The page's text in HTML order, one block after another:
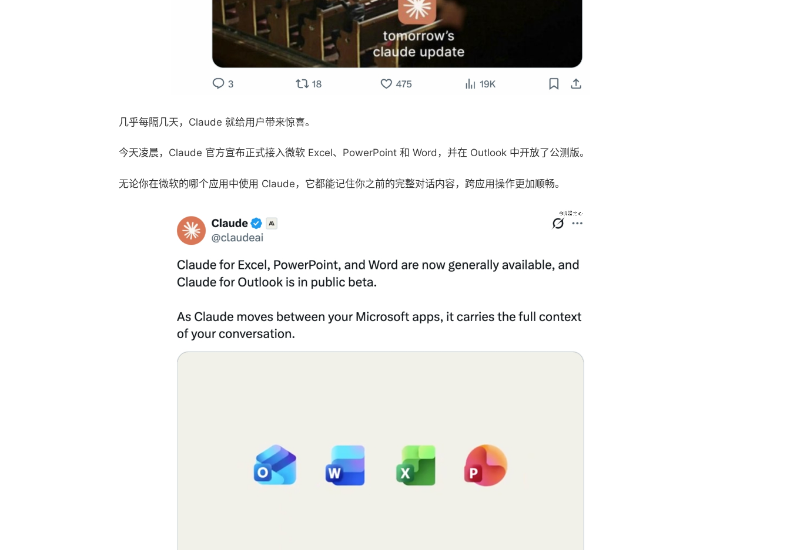
几乎每隔几天，Claude 就给用户带来惊喜。
今天凌晨，Claude 官方宣布正式接入微软 Excel、PowerPoint 和 Word，并在 Outlook 中开放了公测版。
无论你在微软的哪个应用中使用 Claude，它都能记住你之前的完整对话内容，跨应用操作更加顺畅。